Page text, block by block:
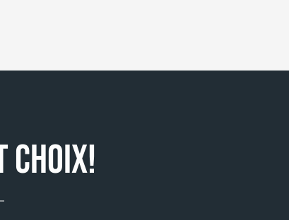
CHOIX!